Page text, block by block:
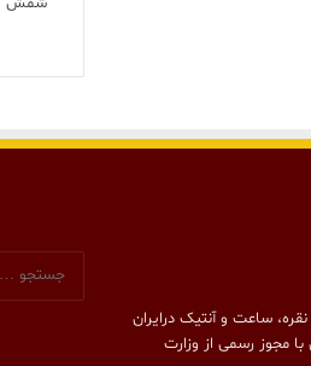
ساعت و آنتیک درایران
مجوز رسمی از وزارت